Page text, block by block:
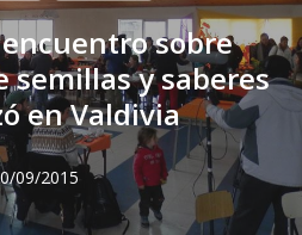
sobre
semillas y saberes
en Valdivia
09/2015